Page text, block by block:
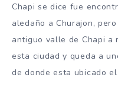
Chapi se dice fue
aledaño a Churajon,
antiguo valle de Chapi a
esta ciudad y queda a
de donde esta ubicado